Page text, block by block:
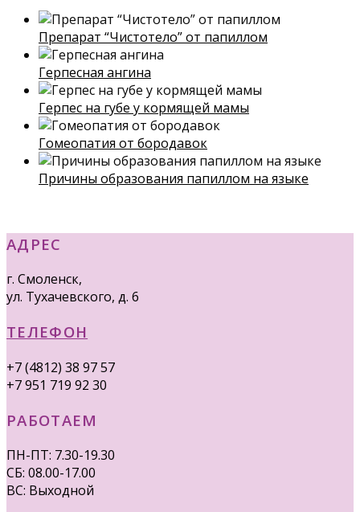
Препарат “Чистотело” от папиллом
Герпесная ангина
Герпес на губе у кормящей мамы
Гомеопатия от бородавок
Причины образования папиллом на языке
АДРЕС
г. Смоленск,
ул. Тухачевского, д. 6
ТЕЛЕФОН
+7 (4812) 38 97 57
+7 951 719 92 30
РАБОТАЕМ
ПН-ПТ: 7.30-19.30
СБ: 08.00-17.00
ВС: Выходной